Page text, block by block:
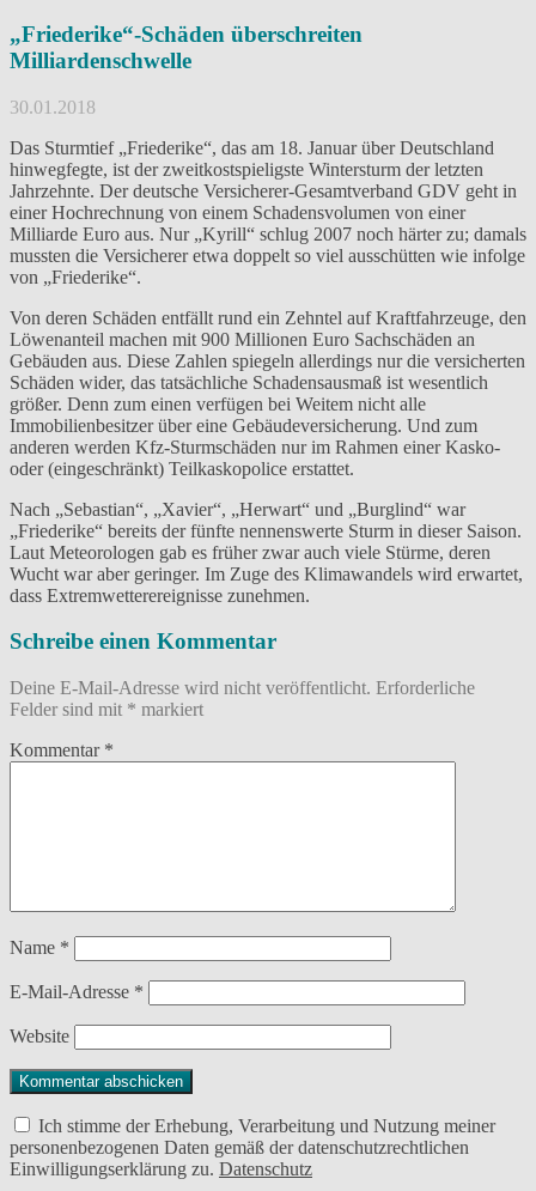
„Friederike“-Schäden überschreiten
Milliardenschwelle
30.01.2018
Das Sturmtief „Friederike“, das am 18. Januar über Deutschland
hinwegfegte, ist der zweitkostspieligste Wintersturm der letzten
Jahrzehnte. Der deutsche Versicherer-Gesamtverband GDV geht in
einer Hochrechnung von einem Schadensvolumen von einer
Milliarde Euro aus. Nur „Kyrill“ schlug 2007 noch härter zu; damals
mussten die Versicherer etwa doppelt so viel ausschütten wie infolge
von „Friederike“.
Von deren Schäden entfällt rund ein Zehntel auf Kraftfahrzeuge, den
Löwenanteil machen mit 900 Millionen Euro Sachschäden an
Gebäuden aus. Diese Zahlen spiegeln allerdings nur die versicherten
Schäden wider, das tatsächliche Schadensausmaß ist wesentlich
größer. Denn zum einen verfügen bei Weitem nicht alle
Immobilienbesitzer über eine Gebäudeversicherung. Und zum
anderen werden Kfz-Sturmschäden nur im Rahmen einer Kasko-
oder (eingeschränkt) Teilkaskopolice erstattet.
Nach „Sebastian“, „Xavier“, „Herwart“ und „Burglind“ war
„Friederike“ bereits der fünfte nennenswerte Sturm in dieser Saison.
Laut Meteorologen gab es früher zwar auch viele Stürme, deren
Wucht war aber geringer. Im Zuge des Klimawandels wird erwartet,
dass Extremwetterereignisse zunehmen.
Schreibe einen Kommentar
Deine E-Mail-Adresse wird nicht veröffentlicht. Erforderliche
Felder sind mit * markiert
Kommentar *
Name *
E-Mail-Adresse *
Website
Ich stimme der Erhebung, Verarbeitung und Nutzung meiner
personenbezogenen Daten gemäß der datenschutzrechtlichen
Einwilligungserklärung zu. Datenschutz